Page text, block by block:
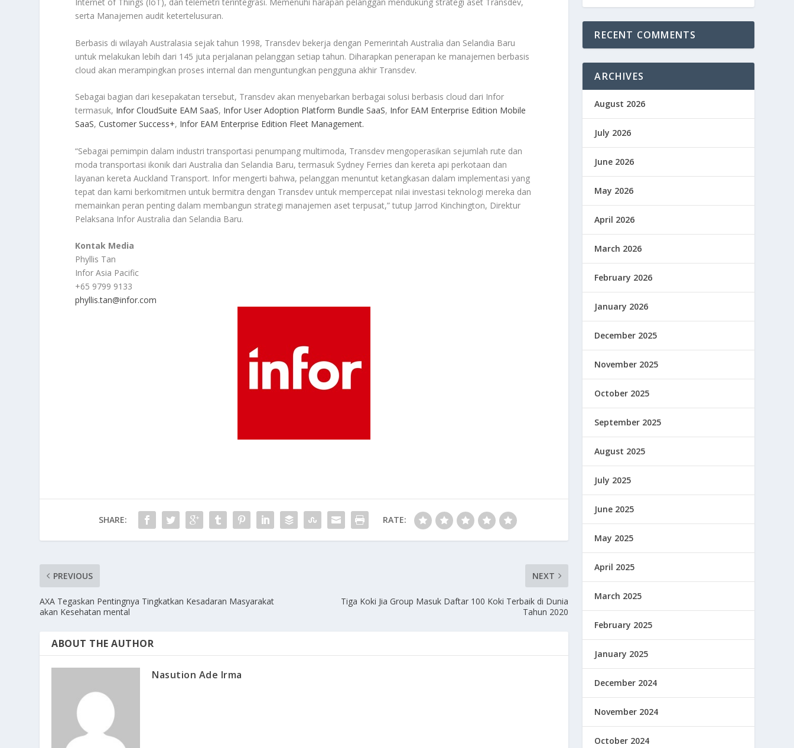
Internet of Things (IoT), dan telemetri terintegrasi. Memenuhi harapan pelanggan mendukung strategi aset Transdev,
serta Manajemen audit ketertelusuran.
Berbasis di wilayah Australasia sejak tahun 1998, Transdev bekerja dengan Pemerintah Australia dan Selandia Baru
untuk melakukan lebih dari 145 juta perjalanan pelanggan setiap tahun. Diharapkan penerapan ke manajemen berbasis
cloud akan merampingkan proses internal dan menguntungkan pengguna akhir Transdev.
Sebagai bagian dari kesepakatan tersebut, Transdev akan menyebarkan berbagai solusi berbasis cloud dari Infor
termasuk, Infor CloudSuite EAM SaaS, Infor User Adoption Platform Bundle SaaS, Infor EAM Enterprise Edition Mobile
SaaS,Customer Success+, Infor EAM Enterprise Edition Fleet Management.
“Sebagai pemimpin dalam industri transportasi penumpang multimoda, Transdev mengoperasikan sejumlah rute dan
moda transportasi ikonik dari Australia dan Selandia Baru, termasuk Sydney Ferries dan kereta api perkotaan dan
layanan kereta Auckland Transport. Infor mengerti bahwa, pelanggan menuntut ketangkasan dalam implementasi yang
tepat dan kami berkomitmen untuk bermitra dengan Transdev untuk mempercepat nilai investasi teknologi mereka dan
memainkan peran penting dalam membangun strategi manajemen aset terpusat,” tutup Jarrod Kinchington, Direktur
Pelaksana Infor Australia dan Selandia Baru.
Kontak Media
Phyllis Tan
Infor Asia Pacific
+65 9799 9133
phyllis.tan@infor.com
SHARE: RATE:
PREVIOUS
AXA Tegaskan Pentingnya Tingkatkan Kesadaran Masyarakat
akan Kesehatan mental
NEXT
Tiga Koki Jia Group Masuk Daftar 100 Koki Terbaik di Dunia
Tahun 2020
ABOUT THE AUTHOR
Nasution Ade Irma
RECENT COMMENTS
ARCHIVES
August 2026
July 2026
June 2026
May 2026
April 2026
March 2026
February 2026
January 2026
December 2025
November 2025
October 2025
September 2025
August 2025
July 2025
June 2025
May 2025
April 2025
March 2025
February 2025
January 2025
December 2024
November 2024
October 2024